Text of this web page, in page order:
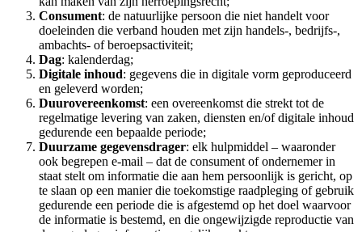
Consument: de natuurlijke persoon die niet handelt voor
doeleinden die verband houden met zijn handels-, bedrijfs-,
ambachts- of beroepsactiviteit;
Dag: kalenderdag;
Digitale inhoud: gegevens die in digitale vorm geproduceerd
en geleverd worden;
Duurovereenkomst: een overeenkomst die strekt tot de
regelmatige levering van zaken, diensten en/of digitale inhoud
gedurende een bepaalde periode;
Duurzame gegevensdrager: elk hulpmiddel – waaronder
ook begrepen e-mail – dat de consument of ondernemer in
staat stelt om informatie die aan hem persoonlijk is gericht, op
te slaan op een manier die toekomstige raadpleging of gebruik
gedurende een periode die is afgestemd op het doel waarvoor
de informatie is bestemd, en die ongewijzigde reproductie van